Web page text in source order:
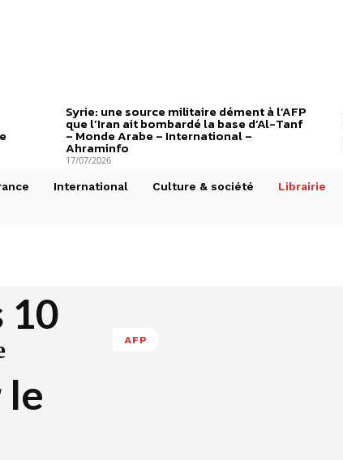
Syrie: une source militaire dément à l’AFP
que l’Iran ait bombardé la base d’Al-Tanf
– Monde Arabe – International –
Ahraminfo
17/07/2026
International Culture & société Librairie
10
le
AFP